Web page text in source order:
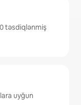
təsdiqlənmiş
uyğun